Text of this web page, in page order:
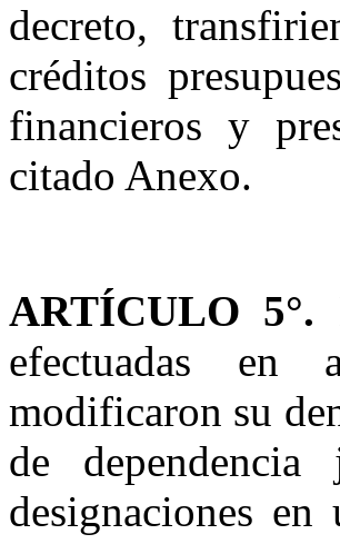
decreto,
créditos
financieros y
citado Anexo.
ARTÍCULO 5°.
efectuadas en
modificaron su
de
designaciones